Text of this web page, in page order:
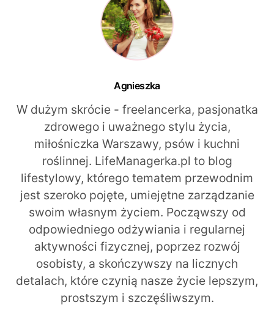
Agnieszka
W dużym skrócie - freelancerka, pasjonatka
zdrowego i uważnego stylu życia,
miłośniczka Warszawy, psów i kuchni
roślinnej. LifeManagerka.pl to blog
lifestylowy, którego tematem przewodnim
jest szeroko pojęte, umiejętne zarządzanie
swoim własnym życiem. Począwszy od
odpowiedniego odżywiania i regularnej
aktywności fizycznej, poprzez rozwój
osobisty, a skończywszy na licznych
detalach, które czynią nasze życie lepszym,
prostszym i szczęśliwszym.